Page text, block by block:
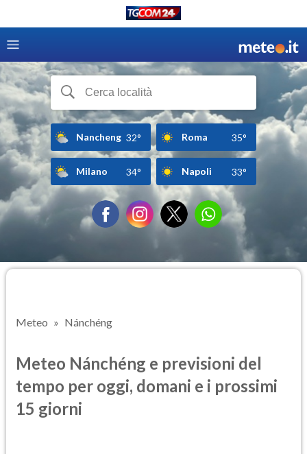
Nancheng 32° Roma 35°
Milano 34° Napoli 33°
Meteo Nánchéng
Meteo Nánchéng e previsioni del
tempo per oggi, domani e i prossimi
15 giorni